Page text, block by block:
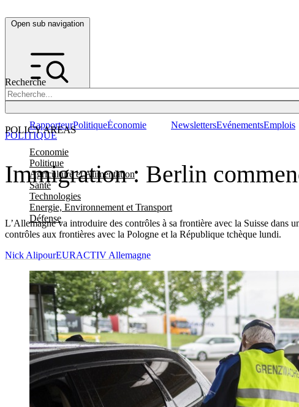
Open sub navigation
Recherche
POLICY AREAS
Economie
Politique
Agriculture et Alimentation
Santé
Technologies
Energie, Environnement et Transport
Défense
RapporteurPolitiqueÉconomie NewslettersEvénementsEmplois
Immigration : Berlin
L’Allemagne va introduire des contrôles à sa frontière avec la Suisse dans
contrôles aux frontières avec la Pologne et la République tchèque lundi.
POLITIQUE
Nick AlipourEURACTIV Allemagne